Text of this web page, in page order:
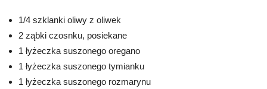
1/4 szklanki oliwy z oliwek
2 ząbki czosnku, posiekane
1 łyżeczka suszonego oregano
1 łyżeczka suszonego tymianku
1 łyżeczka suszonego rozmarynu